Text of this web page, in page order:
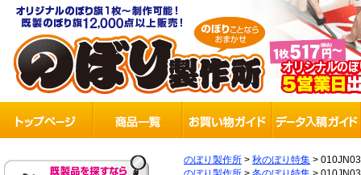
のぼり製作所 > 秋のぼり特集 >